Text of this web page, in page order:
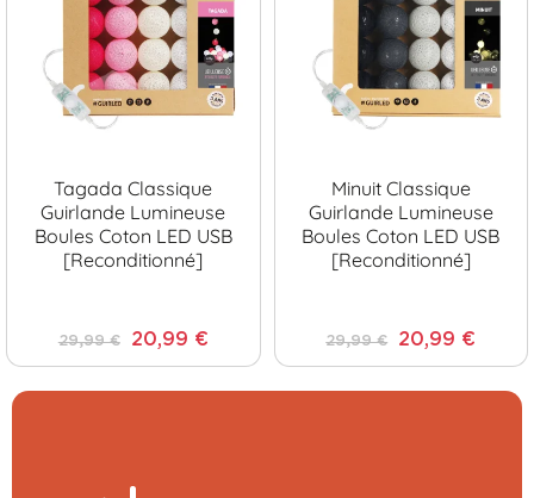
Tagada Classique
Guirlande Lumineuse
Boules Coton LED USB
[Reconditionné]
29,99 € 20,99 €
Minuit Classique
Guirlande Lumineuse
Boules Coton LED USB
[Reconditionné]
29,99 € 20,99 €